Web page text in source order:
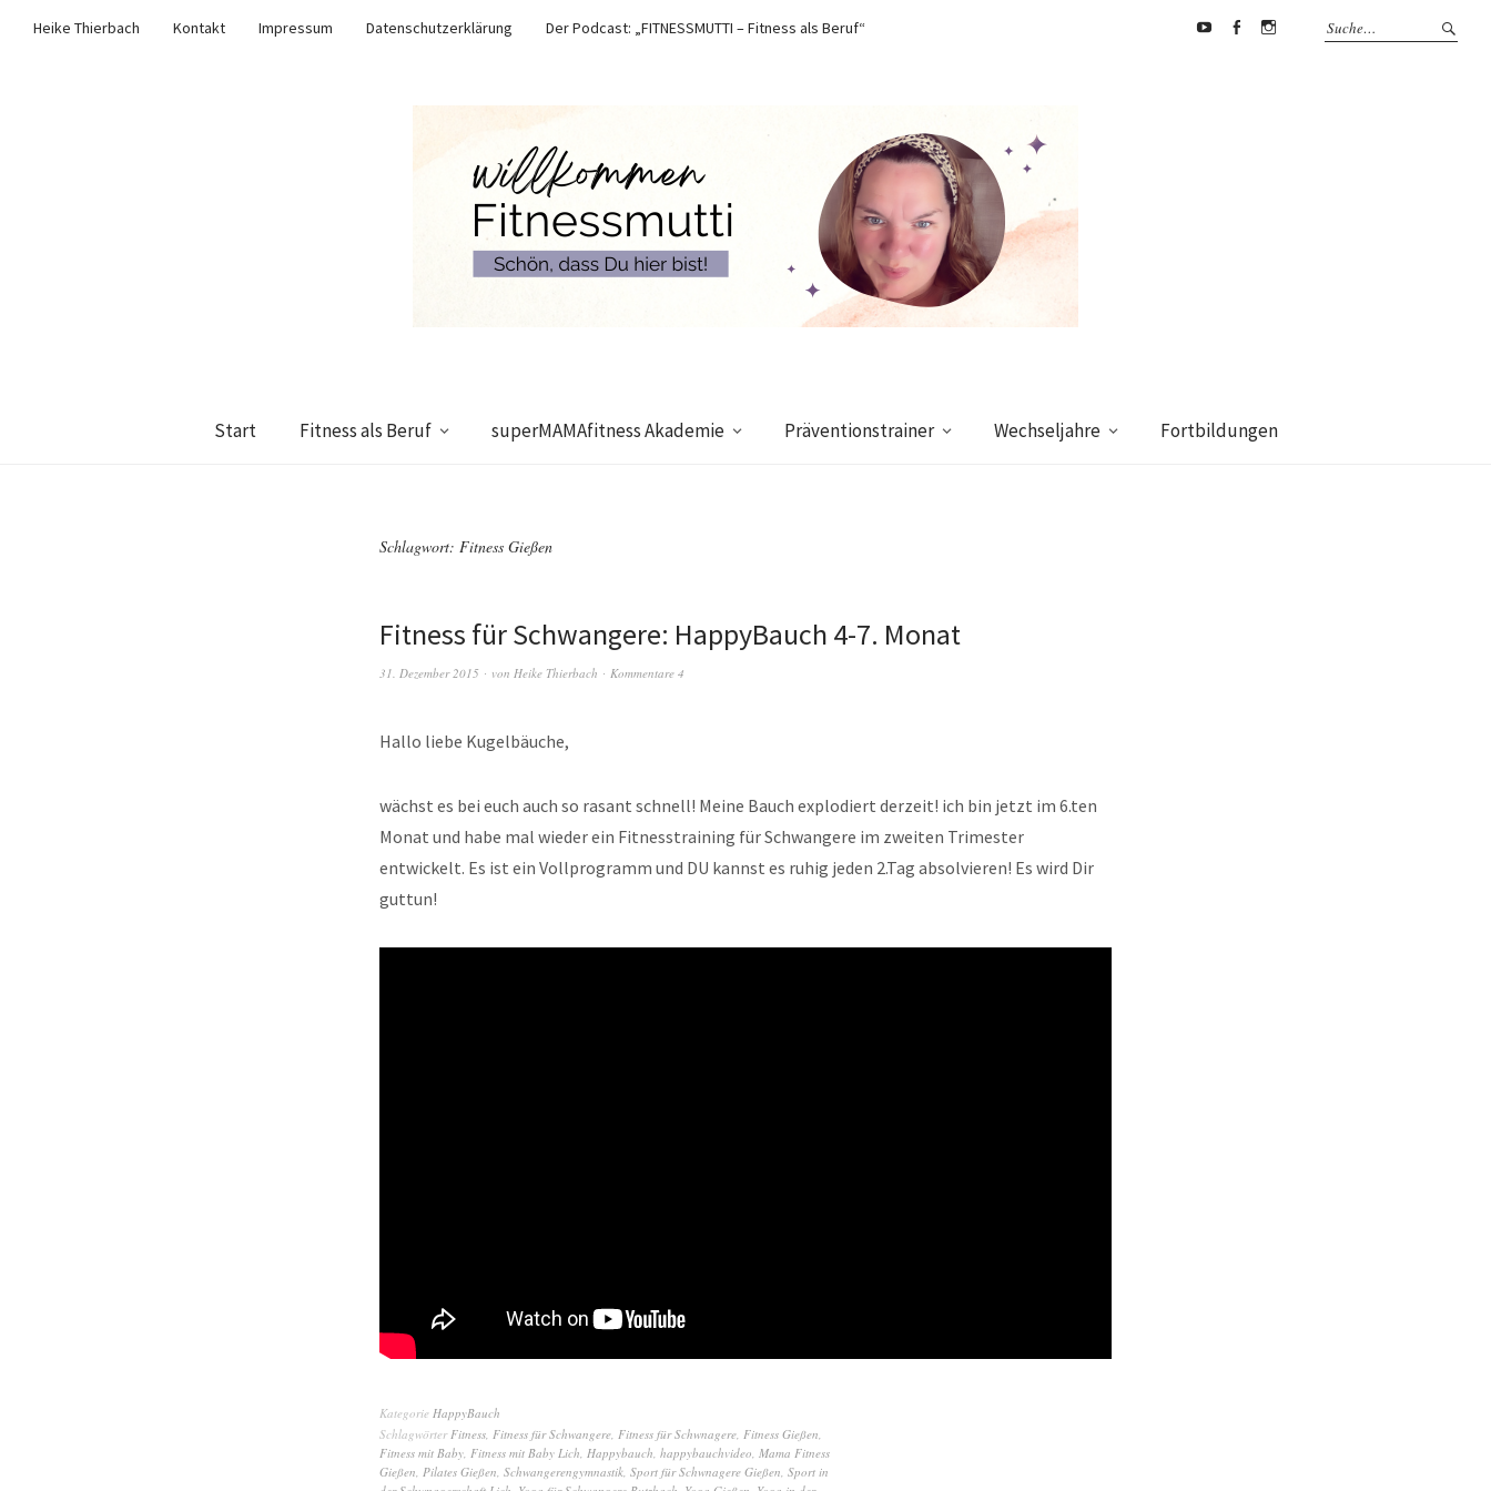
Heike Thierbach Kontakt Impressum Datenschutzerklärung
Der Podcast: „FITNESSMUTTI – Fitness als Beruf“
Start Fitness als Beruf superMAMAfitness Akademie Präventionstrainer Wechseljahre Fortbildungen
Schlagwort: Fitness Gießen
Fitness für Schwangere: HappyBauch 4-7. Monat
31. Dezember 2015 von Heike Thierbach Kommentare 4
Hallo liebe Kugelbäuche,
wächst es bei euch auch so rasant schnell! Meine Bauch explodiert derzeit! ich bin jetzt im 6.ten
Monat und habe mal wieder ein Fitnesstraining für Schwangere im zweiten Trimester
entwickelt. Es ist ein Vollprogramm und DU kannst es ruhig jeden 2.Tag absolvieren! Es wird Dir
guttun!
Kategorie HappyBauch
SchlagwörterFitness, Fitness für Schwangere, Fitness für Schwnagere, Fitness Gießen,
Fitness mit Baby, Fitness mit Baby Lich, Happybauch, happybauchvideo, Mama Fitness
Gießen, Pilates Gießen, Schwangerengymnastik, Sport für Schwnagere Gießen, Sport in